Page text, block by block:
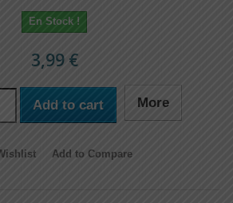
En Stock !
3,99 €
Add to cart More
Add to Compare